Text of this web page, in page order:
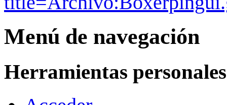
Menú de navegación
Herramientas personales